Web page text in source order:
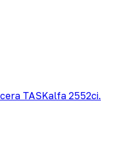
TASKalfa 2552ci.